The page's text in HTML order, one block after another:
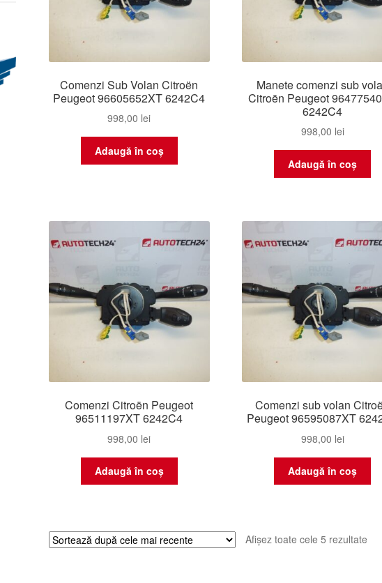
Comenzi Sub Volan Citroën
Peugeot 96605652XT 6242C4
998,00 lei
Adaugă în coș
Manete comenzi sub
Citroën Peugeot
6242C4
998,00 lei
Adaugă în coș
Comenzi Citroën Peugeot
96511197XT 6242C4
998,00 lei
Adaugă în coș
Comenzi sub volan
Peugeot 96595087XT
998,00 lei
Adaugă în coș
Afișez toate cele 5 rezultate